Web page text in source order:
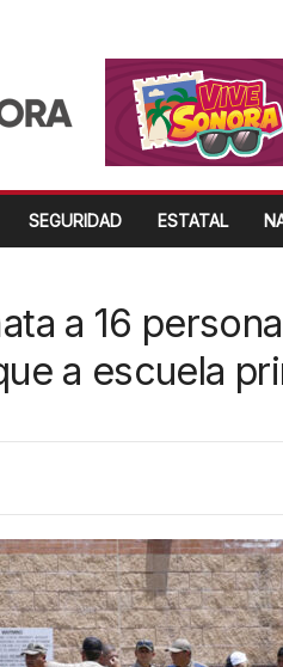
SEGURIDAD ESTATAL
a 16
a escuela